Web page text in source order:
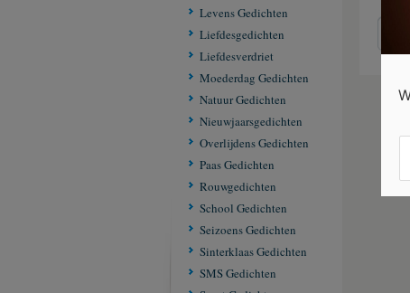
Levens Gedichten
Liefdesgedichten
Liefdesverdriet
Moederdag Gedichten
Natuur Gedichten
Nieuwjaarsgedichten
Overlijdens Gedichten
Paas Gedichten
Rouwgedichten
School Gedichten
Seizoens Gedichten
Sinterklaas Gedichten
SMS Gedichten